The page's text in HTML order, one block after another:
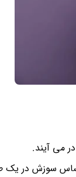
می آیند.
سوزش در